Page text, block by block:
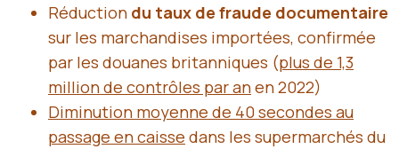
Réduction du taux de fraude documentaire
sur les marchandises importées, confirmée
par les douanes britanniques (plus de 1,3
million de contrôles par anen 2022)
Diminution moyenne de 40 secondes au
passage en caisse dans les supermarchés du